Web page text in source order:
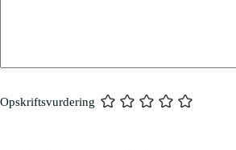
Opskriftsvurdering